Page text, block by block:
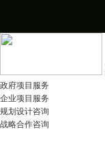
政府项目服务
企业项目服务
规划设计咨询
战略合作咨询